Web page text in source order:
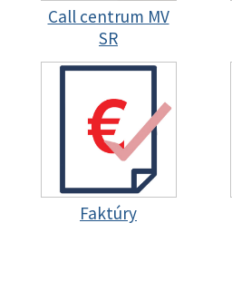
Call centrum MV
SR
Faktúry